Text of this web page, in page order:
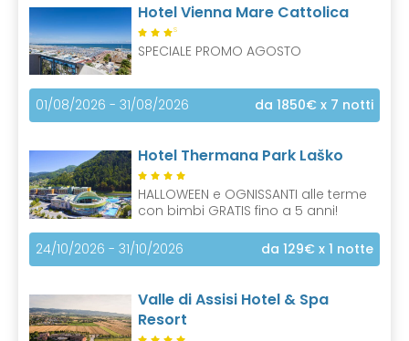
Hotel Vienna Mare Cattolica
S
SPECIALE PROMO AGOSTO
01/08/2026 - 31/08/2026 da 1850€ x 7 notti
Hotel Thermana Park Laško
HALLOWEEN e OGNISSANTI alle terme
con bimbi GRATIS fino a 5 anni!
24/10/2026 - 31/10/2026 da 129€ x 1 notte
Valle di Assisi Hotel & Spa
Resort